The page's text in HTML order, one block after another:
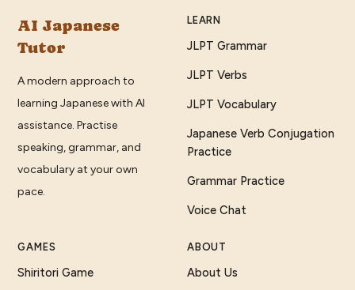
AI Japanese
Tutor
A modern approach to
learning Japanese with AI
assistance. Practise
speaking, grammar, and
vocabulary at your own
pace.
LEARN
JLPT Grammar
JLPT Verbs
JLPT Vocabulary
Japanese Verb Conjugation
Practice
Grammar Practice
Voice Chat
GAMES
Shiritori Game
ABOUT
About Us